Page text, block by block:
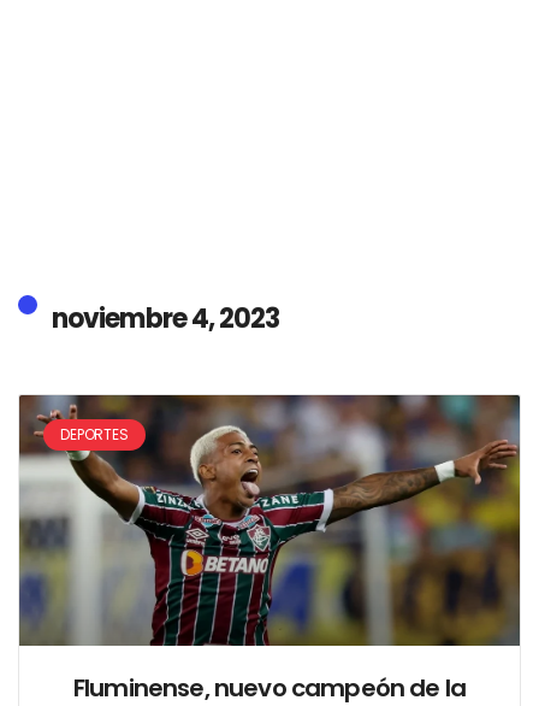
noviembre 4, 2023
DEPORTES
Fluminense, nuevo campeón de la